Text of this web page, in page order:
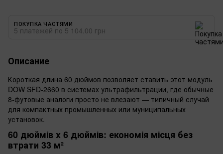
ПОКУПКА ЧАСТЯМИ
5 платежей по 5 104.00 грн
Описание
Короткая длина 60 дюймов позволяет ставить этот модуль
DOW SFD-2660 в системах ультрафильтрации, где обычные
8-футовые аналоги просто не влезают — типичный случай
для компактных промышленных или муниципальных
установок.
60 дюймів x 6 дюймів: економія місця без
втрати 33 м²